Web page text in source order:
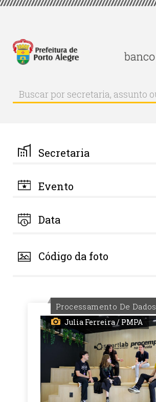
Pular
principal
Buscar
Buscar
por
palavra-
chave
Secretaria
Evento
Data
Código da foto
Processamento De Dados
Julia Ferreira / PMPA